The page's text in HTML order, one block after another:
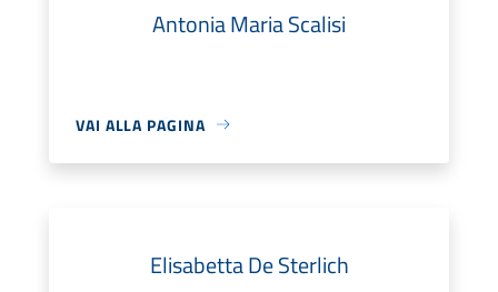
Antonia Maria Scalisi
VAI ALLA PAGINA
Elisabetta De Sterlich